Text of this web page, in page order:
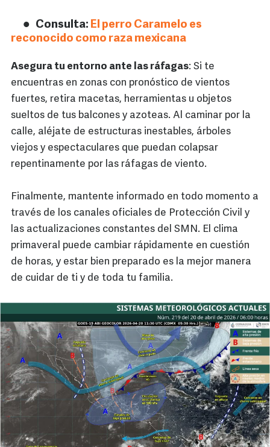
Consulta: El perro Caramelo es
reconocido como raza mexicana
Asegura tu entorno ante las ráfagas: Si te
encuentras en zonas con pronóstico de vientos
fuertes, retira macetas, herramientas u objetos
sueltos de tus balcones y azoteas. Al caminar por la
calle, aléjate de estructuras inestables, árboles
viejos y espectaculares que puedan colapsar
repentinamente por las ráfagas de viento.
Finalmente, mantente informado en todo momento a
través de los canales oficiales de Protección Civil y
las actualizaciones constantes del SMN. El clima
primaveral puede cambiar rápidamente en cuestión
de horas, y estar bien preparado es la mejor manera
de cuidar de ti y de toda tu familia.